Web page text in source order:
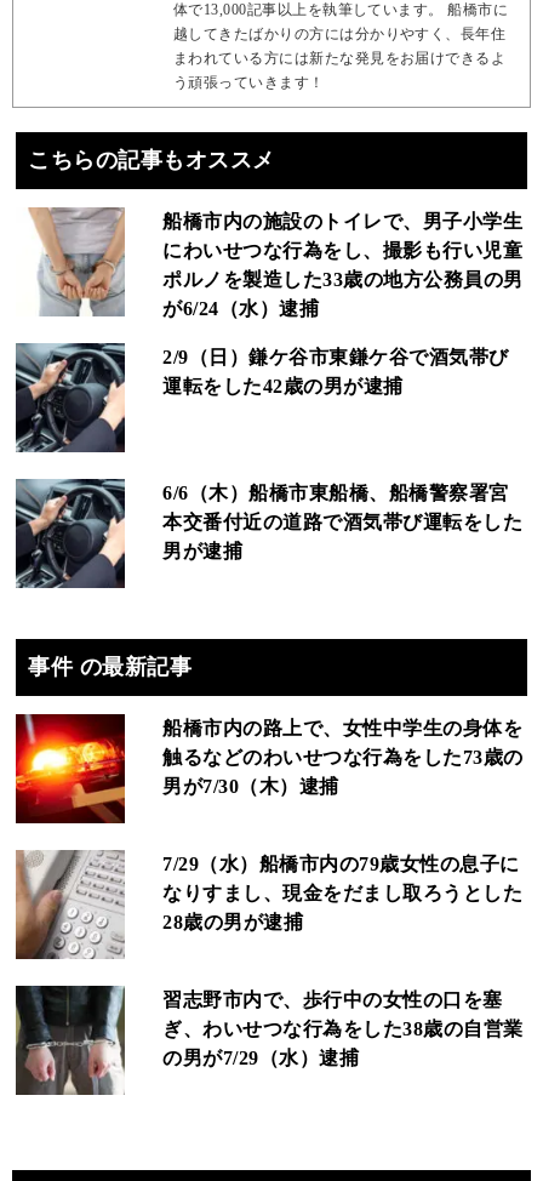
体で13,000記事以上を執筆しています。 船橋市に
越してきたばかりの方には分かりやすく、長年住
まわれている方には新たな発見をお届けできるよ
う頑張っていきます！
こちらの記事もオススメ
船橋市内の施設のトイレで、男子小学生
にわいせつな行為をし、撮影も行い児童
ポルノを製造した33歳の地方公務員の男
が6/24（水）逮捕
2/9（日）鎌ケ谷市東鎌ケ谷で酒気帯び
運転をした42歳の男が逮捕
6/6（木）船橋市東船橋、船橋警察署宮
本交番付近の道路で酒気帯び運転をした
男が逮捕
事件 の最新記事
船橋市内の路上で、女性中学生の身体を
触るなどのわいせつな行為をした73歳の
男が7/30（木）逮捕
7/29（水）船橋市内の79歳女性の息子に
なりすまし、現金をだまし取ろうとした
28歳の男が逮捕
習志野市内で、歩行中の女性の口を塞
ぎ、わいせつな行為をした38歳の自営業
の男が7/29（水）逮捕